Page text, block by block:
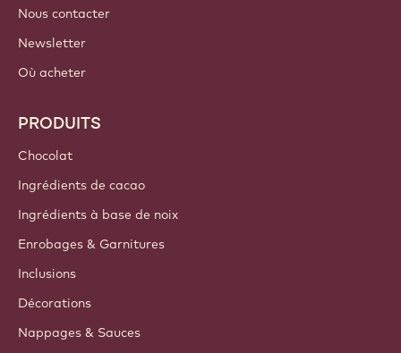
Nous contacter
Newsletter
Où acheter
PRODUITS
Chocolat
Ingrédients de cacao
Ingrédients à base de noix
Enrobages & Garnitures
Inclusions
Décorations
Nappages & Sauces